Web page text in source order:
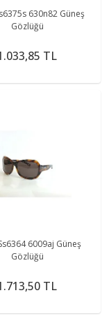
630n82 Güneş
Gözlüğü
TL
6009aj Güneş
Gözlüğü
TL